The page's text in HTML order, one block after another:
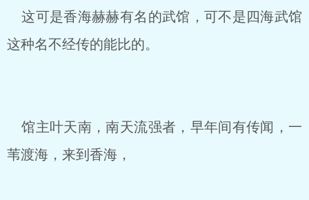
这可是香海赫赫有名的武馆，可不是四海武馆
这种名不经传的能比的。
馆主叶天南，南天流强者，早年间有传闻，一
苇渡海，来到香海，